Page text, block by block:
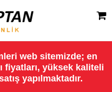
web sitemizde; en
fiyatları, yüksek kaliteli
yapılmaktadır.